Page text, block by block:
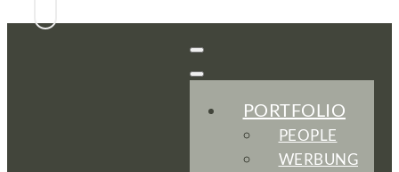
PORTFOLIO
PEOPLE
WERBUNG